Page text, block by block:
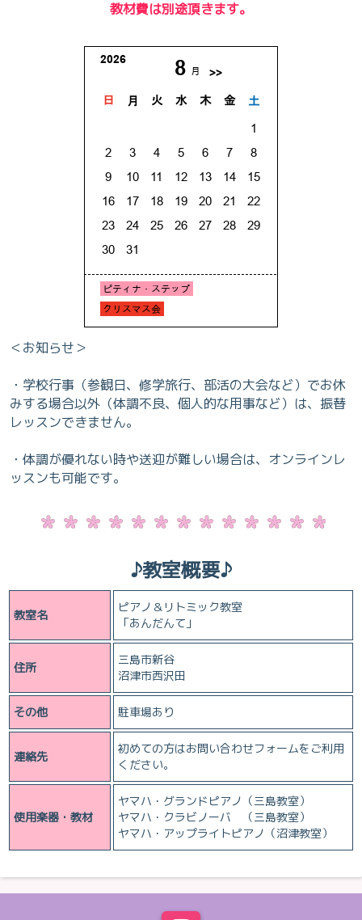
教材費は別途頂きます。
＜お知らせ＞
・学校行事（参観日、修学旅行、部活の大会など）でお休
みする場合以外（体調不良、個人的な用事など）は、振替
レッスンできません。
・体調が優れない時や送迎が難しい場合は、オンラインレ
ッスンも可能です。
♪教室概要♪
教室名
ピアノ＆リトミック教室
「あんだんて」
住所
三島市新谷
沼津市西沢田
その他 駐車場あり
連絡先
初めての方はお問い合わせフォームをご利用
ください。
使用楽器・教材
ヤマハ・グランドピアノ（三島教室）
ヤマハ・クラビノーバ （三島教室）
ヤマハ・アップライトピアノ（沼津教室）